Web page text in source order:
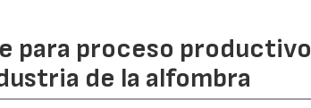
para proceso productivo
de la alfombra